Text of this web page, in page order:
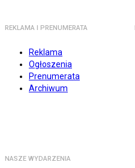
REKLAMA I PRENUMERATA
Reklama
Ogłoszenia
Prenumerata
Archiwum
NASZE WYDARZENIA